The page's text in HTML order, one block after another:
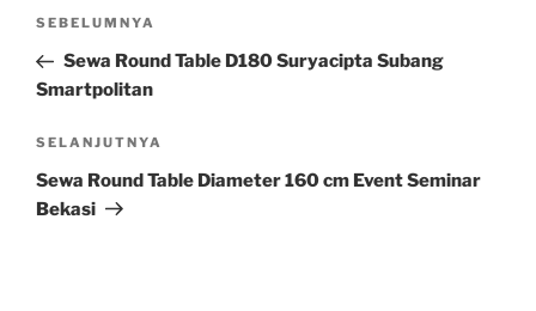
Navigasi
Pos
Sebelumnya
SEBELUMNYA
Sewa Round Table D180 Suryacipta Subang
Smartpolitan
Pos
Selanjutnya
SELANJUTNYA
Sewa Round Table Diameter 160 cm Event Seminar
Bekasi